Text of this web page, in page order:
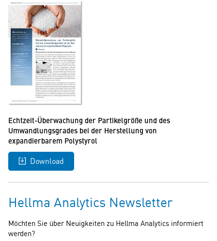
Echtzeit-Überwachung der Partikelgröße und des
Umwandlungsgrades bei der Herstellung von
expandierbarem Polystyrol
Download
Hellma Analytics Newsletter
Möchten Sie über Neuigkeiten zu Hellma Analytics informiert
werden?